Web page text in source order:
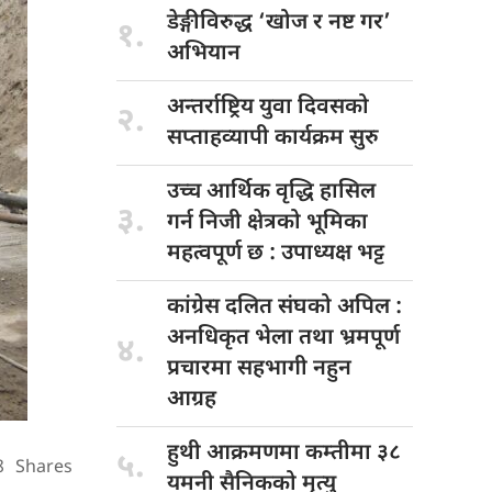
Shares
१. डेङ्गीविरुद्ध ‘खोजर नष्ट गर’
अभियान
२. अन्तर्राष्ट्रिय युवादिवसको
सप्ताहव्यापी कार्यक्रम सुरु
३.
उच्च आर्थिकवृद्धि हासिल
गर्न निजी क्षेत्रको भूमिका
महत्वपूर्ण छ : उपाध्यक्ष भट्ट
४.
कांग्रेस दलितसंघको अपिल :
अनधिकृत भेला तथा भ्रमपूर्ण
प्रचारमा सहभागी नहुन
आग्रह
५. हुथी आक्रमणमाकम्तीमा ३८
यमनी सैनिकको मृत्यु